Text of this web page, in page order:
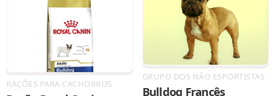
RAÇÕES PARA CACHORROS
GRUPO DOS NÃO ESPORTISTAS
Bulldog Francês